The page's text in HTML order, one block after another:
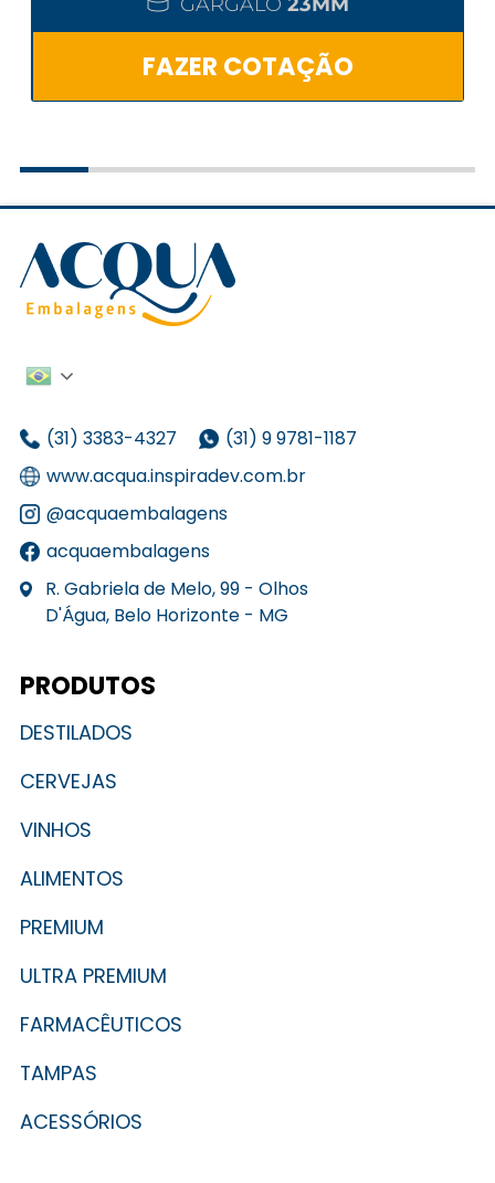
FAZER COTAÇÃO
(31) 3383-4327
(31) 9 9781-1187
www.acqua.inspiradev.com.br
@acquaembalagens
acquaembalagens
R. Gabriela de Melo, 99 - Olhos
D'Água, Belo Horizonte - MG
PRODUTOS
DESTILADOS
CERVEJAS
VINHOS
ALIMENTOS
PREMIUM
ULTRA PREMIUM
FARMACÊUTICOS
TAMPAS
ACESSÓRIOS